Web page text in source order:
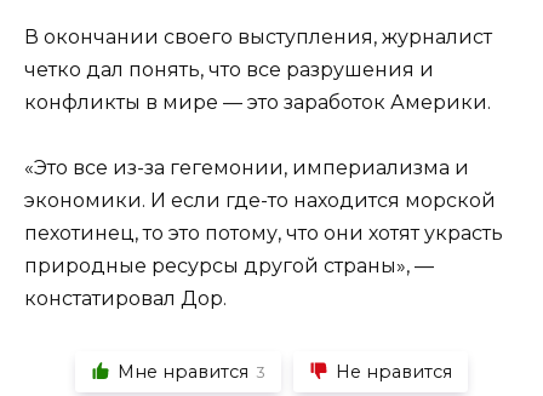
В окончании своего выступления, журналист
четко дал понять, что все разрушения и
конфликты в мире — это заработок Америки.
«Это все из-за гегемонии, империализма и
экономики. И если где-то находится морской
пехотинец, то это потому, что они хотят украсть
природные ресурсы другой страны», —
констатировал Дор.
Мне нравится 3 Не нравится